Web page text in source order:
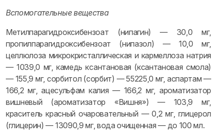
Вспомогательные вещества
Метилпарагидроксибензоат (нипагин) — 30,0 мг,
пропилпарагидроксибензоат (нипазол) — 10,0 мг,
целлюлоза микрокристаллическая и кармеллоза натрия
— 1039,0 мг, камедь ксантановая (ксантановая смола)
— 155,9 мг, сорбитол (сорбит) — 55225,0 мг, аспартам —
166,2 мг, ацесульфам калия — 166,2 мг, ароматизатор
вишневый (ароматизатор «Вишня») — 103,9 мг,
краситель красный очаровательный — 0,2 мг, глицерол
(глицерин) — 13090,9 мг, вода очищенная — до 100 мл.